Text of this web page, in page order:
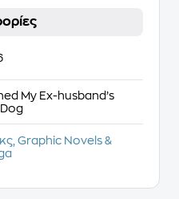
My Ex-husband’s
Graphic Novels &